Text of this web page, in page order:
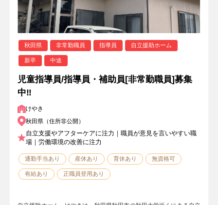
秋田県 非常勤職員 指導員 自立援助ホーム
新卒 中途
児童指導員/指導員・補助員[非常勤職員]募集
中‼
けやき
秋田県（住所非公開）
自立支援やアフターケアに注力｜職員が意見を言いやすい職
場｜労働環境の改善に注力
通勤手当あり 産休あり 育休あり 無資格可
有給あり 正職員登用あり